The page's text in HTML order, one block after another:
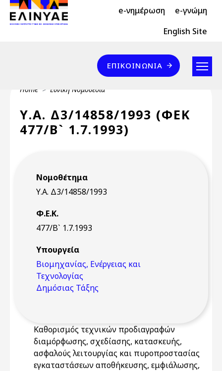
Skip to main content
Header Top 2 e-νημέρωση e-γνώμη
Header Top English Site
Επικοινωνία
ΕΠΙΚΟΙΝΩΝΊΑ
Breadcrumb
Home Εθνική Νομοθεσία
Υ.Α. Δ3/14858/1993 (ΦΕΚ
477/Β` 1.7.1993)
Νομοθέτημα
Υ.Α. Δ3/14858/1993
Φ.Ε.Κ.
477/Β` 1.7.1993
Υπουργεία
Βιομηχανίας, Ενέργειας και
Τεχνολογίας
Δημόσιας Τάξης
Καθορισμός τεχνικών προδιαγραφών
διαμόρφωσης, σχεδίασης, κατασκευής,
ασφαλούς λειτουργίας και πυροπροστασίας
εγκαταστάσεων αποθήκευσης, εμφιάλωσης,